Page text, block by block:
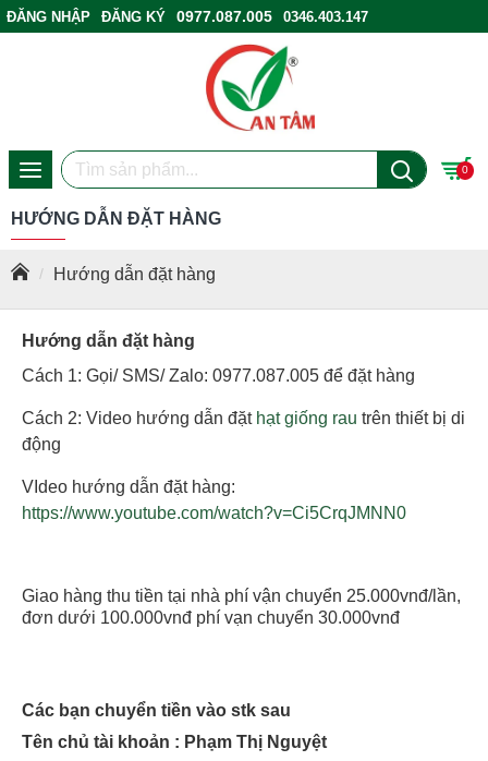
ĐĂNG NHẬP ĐĂNG KÝ 0977.087.005
0346.403.147
0
Hướng dẫn đặt hàng
HƯỚNG DẪN ĐẶT HÀNG
Hướng dẫn đặt hàng
Cách 1: Gọi/ SMS/ Zalo: 0977.087.005 để đặt hàng
Cách 2: Video hướng dẫn đặt hạt giống rau trên thiết bị di
động
VIdeo hướng dẫn đặt hàng:
https://www.youtube.com/watch?v=Ci5CrqJMNN0
Giao hàng thu tiền tại nhà phí vận chuyển 25.000vnđ/lần,
đơn dưới 100.000vnđ phí vạn chuyển 30.000vnđ
Các bạn chuyển tiền vào stk sau
Tên chủ tài khoản : Phạm Thị Nguyệt